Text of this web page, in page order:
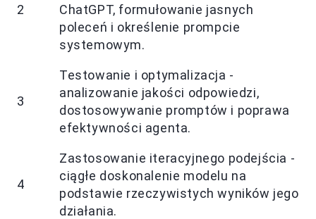
2
ChatGPT, formułowanie jasnych
poleceń i określenie prompcie
systemowym.
3
Testowanie i optymalizacja -
analizowanie jakości odpowiedzi,
dostosowywanie promptów i poprawa
efektywności agenta.
4
Zastosowanie iteracyjnego podejścia -
ciągłe doskonalenie modelu na
podstawie rzeczywistych wyników jego
działania.